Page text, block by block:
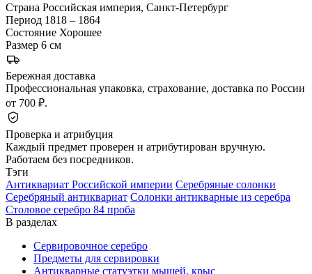
Страна Российская империя, Санкт-Петербург
Период 1818 – 1864
Состояние Хорошее
Размер 6 см
Бережная доставка
Профессиональная упаковка, страхование, доставка по России
от 700 ₽.
Проверка и атрибуция
Каждый предмет проверен и атрибутирован вручную.
Работаем без посредников.
Тэги
Антиквариат Российской империи Серебряные солонки
Серебряный антиквариат Солонки антикварные из серебра
Столовое серебро 84 проба
В разделах
Сервировочное серебро
Предметы для сервировки
Антикварные статуэтки мышей, крыс